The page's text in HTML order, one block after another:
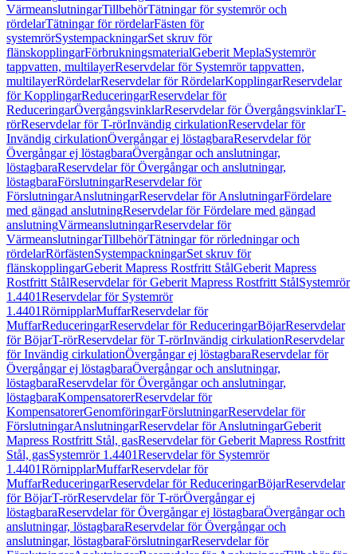
VärmeanslutningarTillbehörTätningar för systemrör och
rördelarTätningar för rördelarFästen för
systemrörSystempackningarSet skruv för
flänskopplingarFörbrukningsmaterialGeberit MeplaSystemrör
tappvatten, multilayerReservdelar för Systemrör tappvatten,
multilayerRördelarReservdelar för RördelarKopplingarReservdelar
för KopplingarReduceringarReservdelar för
ReduceringarÖvergångsvinklarReservdelar för ÖvergångsvinklarT-
rörReservdelar för T-rörInvändig cirkulationReservdelar för
Invändig cirkulationÖvergångar ej löstagbaraReservdelar för
Övergångar ej löstagbaraÖvergångar och anslutningar,
löstagbaraReservdelar för Övergångar och anslutningar,
löstagbaraFörslutningarReservdelar för
FörslutningarAnslutningarReservdelar för AnslutningarFördelare
med gängad anslutningReservdelar för Fördelare med gängad
anslutningVärmeanslutningarReservdelar för
VärmeanslutningarTillbehörTätningar för rörledningar och
rördelarRörfästenSystempackningarSet skruv för
flänskopplingarGeberit Mapress Rostfritt StålGeberit Mapress
Rostfritt StålReservdelar för Geberit Mapress Rostfritt StålSystemrör
1.4401Reservdelar för Systemrör
1.4401RörnipplarMuffarReservdelar för
MuffarReduceringarReservdelar för ReduceringarBöjarReservdelar
för BöjarT-rörReservdelar för T-rörInvändig cirkulationReservdelar
för Invändig cirkulationÖvergångar ej löstagbaraReservdelar för
Övergångar ej löstagbaraÖvergångar och anslutningar,
löstagbaraReservdelar för Övergångar och anslutningar,
löstagbaraKompensatorerReservdelar för
KompensatorerGenomföringarFörslutningarReservdelar för
FörslutningarAnslutningarReservdelar för AnslutningarGeberit
Mapress Rostfritt Stål, gasReservdelar för Geberit Mapress Rostfritt
Stål, gasSystemrör 1.4401Reservdelar för Systemrör
1.4401RörnipplarMuffarReservdelar för
MuffarReduceringarReservdelar för ReduceringarBöjarReservdelar
för BöjarT-rörReservdelar för T-rörÖvergångar ej
löstagbaraReservdelar för Övergångar ej löstagbaraÖvergångar och
anslutningar, löstagbaraReservdelar för Övergångar och
anslutningar, löstagbaraFörslutningarReservdelar för